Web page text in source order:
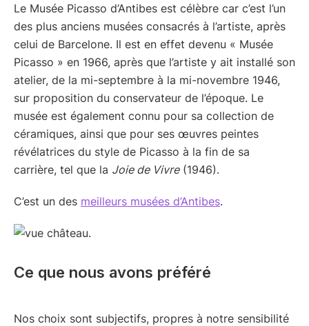
Le Musée Picasso d’Antibes est célèbre car c’est l’un
des plus anciens musées consacrés à l’artiste, après
celui de Barcelone. Il est en effet devenu « Musée
Picasso » en 1966, après que l’artiste y ait installé son
atelier, de la mi-septembre à la mi-novembre 1946,
sur proposition du conservateur de l’époque. Le
musée est également connu pour sa collection de
céramiques, ainsi que pour ses œuvres peintes
révélatrices du style de Picasso à la fin de sa
carrière, tel que la Joie de Vivre(1946).
C’est un des meilleurs musées d’Antibes.
Ce que nous avons préféré
Nos choix sont subjectifs, propres à notre sensibilité